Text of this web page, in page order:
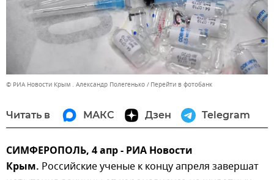
© РИА Новости Крым . Александр Полегенько Перейти в фотобанк
Читать в МАКС Дзен Telegram
СИМФЕРОПОЛЬ, 4 апр - РИА Новости
Крым. Российские ученые к концу апреля завершат